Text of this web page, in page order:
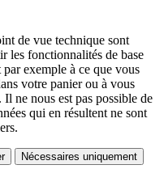
de vue technique sont
les fonctionnalités de base
exemple à ce que vous
votre panier ou à vous
ne nous est pas possible de
qui en résultent ne sont
Nécessaires uniquement